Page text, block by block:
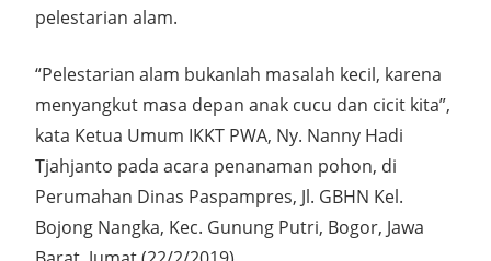
pelestarian alam.
“Pelestarian alam bukanlah masalah kecil, karena
menyangkut masa depan anak cucu dan cicit kita”,
kata Ketua Umum IKKT PWA, Ny. Nanny Hadi
Tjahjanto pada acara penanaman pohon, di
Perumahan Dinas Paspampres, Jl. GBHN Kel.
Bojong Nangka, Kec. Gunung Putri, Bogor, Jawa